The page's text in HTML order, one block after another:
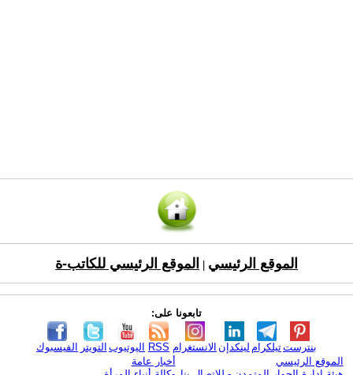
الموقع الرئيسي الموقع الرئيسي للكاتب-ة
تابعونا على:
الفيسبوك التويتر اليوتيوب RSS الانستغرام لينكدإن تيلكرامبنترست
الموقع الرئيسي
أخبار عامة